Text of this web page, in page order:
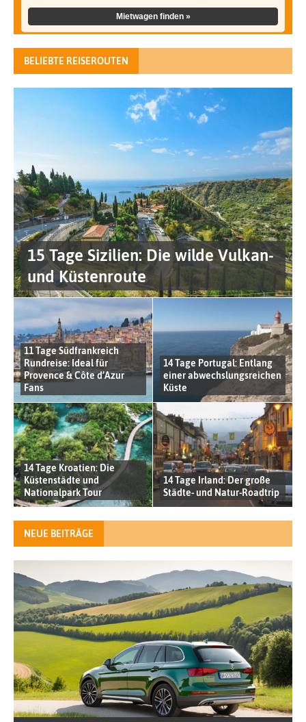
Mietwagen finden »
BELIEBTE REISEROUTEN
15 Tage Sizilien: Die wilde Vulkan-
und Küstenroute
11 Tage Südfrankreich
Rundreise: Ideal für
Provence & Côte d’Azur
Fans
14 Tage Portugal: Entlang
einer abwechslungsreichen
Küste
14 Tage Kroatien: Die
Küstenstädte und
Nationalpark Tour
14 Tage Irland: Der große
Städte- und Natur-Roadtrip
NEUE BEITRÄGE